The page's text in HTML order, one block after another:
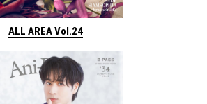
ALL AREA Vol.24